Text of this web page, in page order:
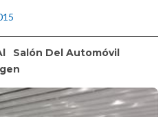
Salón Del Automóvil